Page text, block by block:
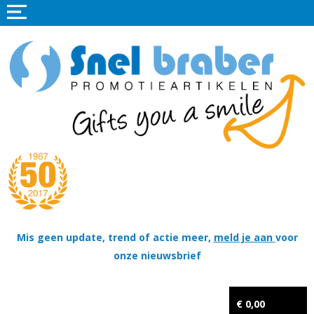
Mis geen update, trend of actie meer, meld je aan voor
onze nieuwsbrief
€ 0,00
Home
Promotieartikelen
Tassen
Thema's